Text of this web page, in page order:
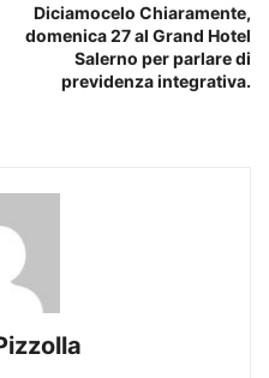
Diciamocelo Chiaramente,
domenica 27 al Grand Hotel
Salerno per parlare di
previdenza integrativa.